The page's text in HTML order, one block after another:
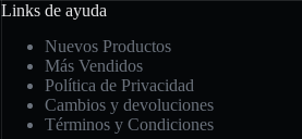
Links de ayuda
Nuevos Productos
Más Vendidos
Política de Privacidad
Cambios y devoluciones
Términos y Condiciones